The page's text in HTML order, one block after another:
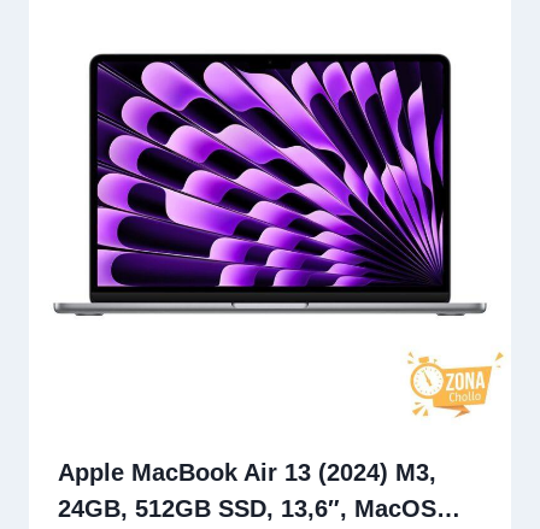
Apple MacBook Air 13 (2024) M3,
24GB, 512GB SSD, 13,6″, MacOS…